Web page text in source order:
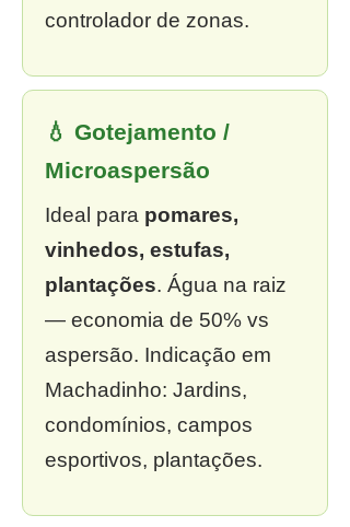
controlador de zonas.
💧 Gotejamento /
Microaspersão
Ideal para pomares,
vinhedos, estufas,
plantações. Água na raiz
— economia de 50% vs
aspersão. Indicação em
Machadinho: Jardins,
condomínios, campos
esportivos, plantações.